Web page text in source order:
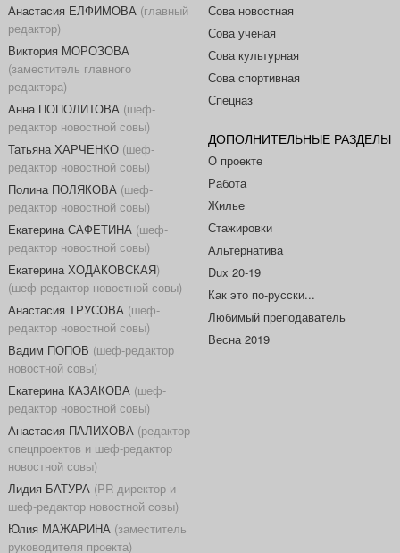
Анастасия ЕЛФИМОВА (главный
редактор)
Виктория МОРОЗОВА
(заместитель главного
редактора)
Анна ПОПОЛИТОВА (шеф-
редактор новостной совы)
Татьяна ХАРЧЕНКО(шеф-
редактор новостной совы)
Полина ПОЛЯКОВА (шеф-
редактор новостной совы)
Екатерина САФЕТИНА (шеф-
редактор новостной совы)
Екатерина ХОДАКОВСКАЯ)
(шеф-редактор новостной совы)
Анастасия ТРУСОВА (шеф-
редактор новостной совы)
Вадим ПОПОВ (шеф-редактор
новостной совы)
Екатерина КАЗАКОВА (шеф-
редактор новостной совы)
Анастасия ПАЛИХОВА (редактор
спецпроектов и шеф-редактор
новостной совы)
Лидия БАТУРА (PR-директор и
шеф-редактор новостной совы)
Юлия МАЖАРИНА (заместитель
руководителя проекта)
Сова новостная
Сова ученая
Сова культурная
Сова спортивная
Спецназ
ДОПОЛНИТЕЛЬНЫЕ РАЗДЕЛЫ
О проекте
Работа
Жилье
Стажировки
Альтернатива
Dux 20-19
Как это по-русски...
Любимый преподаватель
Весна 2019